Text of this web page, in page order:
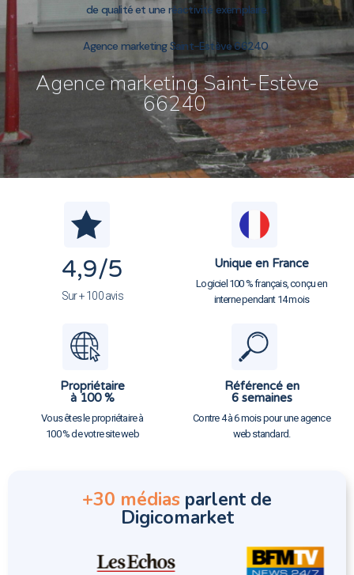
de qualité et une réactivité exemplaire.
Agence marketing Saint-Estève 66240
Agence marketing Saint-Estève
66240
4,9/5
Sur + 100 avis
Unique en France
Logiciel 100 % français, conçu en
interne pendant 14 mois
Propriétaire
à 100 %
Vous êtes le propriétaire à
100 % de votre site web
Référencé en
6 semaines
Contre 4 à 6 mois pour une agence
web standard.
+30 médias parlent de
Digicomarket